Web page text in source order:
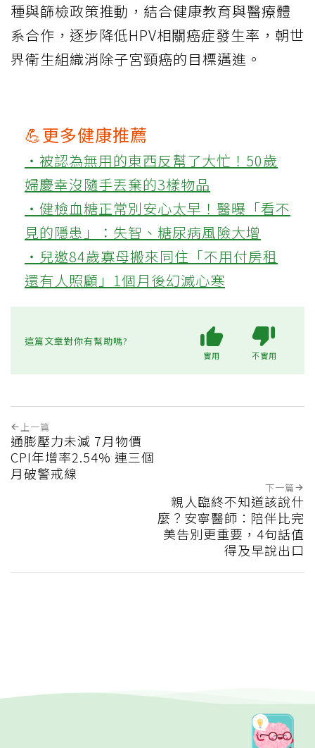
種與篩檢政策推動，結合健康教育與醫療體
系合作，逐步降低HPV相關癌症發生率，朝世
界衛生組織消除子宮頸癌的目標邁進。
💪更多健康推薦
‧被認為無用的東西反幫了大忙！50歲
婦慶幸沒隨手丟棄的3樣物品
‧健檢血糖正常別安心太早！醫曝「看不
見的隱患」：失智、糖尿病風險大增
‧兒邀84歲寡母搬來同住「不用付房租
還有人照顧」1個月後幻滅心寒
這篇文章對你有幫助嗎?
實用 不實用
上一篇
通膨壓力未減 7月物價
CPI年增率2.54% 連三個
月破警戒線
下一篇
親人臨終不知道該說什
麼？安寧醫師：陪伴比完
美告別更重要，4句話值
得及早說出口